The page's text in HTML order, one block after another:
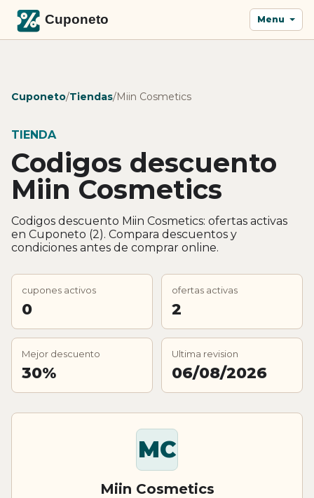
Menu
Cuponeto/Tiendas/Miin Cosmetics
TIENDA
Codigos descuento
Miin Cosmetics
Codigos descuento Miin Cosmetics: ofertas activas
en Cuponeto (2). Compara descuentos y
condiciones antes de comprar online.
cupones activos
0
ofertas activas
2
Mejor descuento
30%
Ultima revision
06/08/2026
MC
Miin Cosmetics